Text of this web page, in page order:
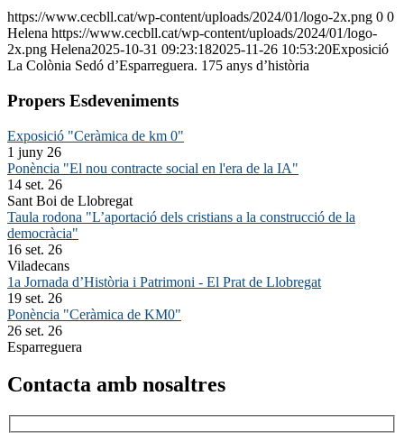
https://www.cecbll.cat/wp-content/uploads/2024/01/logo-2x.png 0 0
Helena https://www.cecbll.cat/wp-content/uploads/2024/01/logo-
2x.png Helena2025-10-31 09:23:182025-11-26 10:53:20Exposició
La Colònia Sedó d’Esparreguera. 175 anys d’història
Propers Esdeveniments
Exposició "Ceràmica de km 0"
1 juny 26
Ponència "El nou contracte social en l'era de la IA"
14 set. 26
Sant Boi de Llobregat
Taula rodona "L’aportació dels cristians a la construcció de la
democràcia"
16 set. 26
Viladecans
1a Jornada d’Història i Patrimoni - El Prat de Llobregat
19 set. 26
Ponència "Ceràmica de KM0"
26 set. 26
Esparreguera
Contacta amb nosaltres